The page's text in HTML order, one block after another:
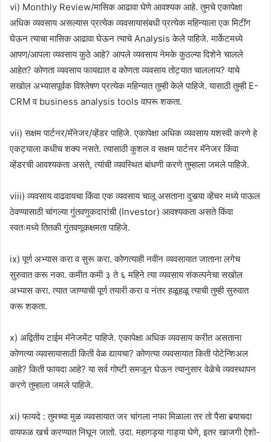
vi) Monthly Review/मासिक आढावा घेणे आवश्यक आहे. तुमचे एकापेक्षा
अधिक व्यवसाय असल्यास प्रत्येक व्यवसायासंबधी प्रत्येक महिन्याला एक मिटींग
घेऊन त्याचा मासिक आढावा घेऊन त्याचे Analysis केले पाहिजे. मार्केटमध्ये
आपण/आपला व्यवसाय कुठे आहे? आपले व्यवसाय नेमके कुठल्या दिशेने चालले
आहेत? कोणता व्यवसाय फायद्यात व कोणता व्यवसाय तोट्यात चाललाय? याचे
सखोल अभ्यासपूर्वक विश्लेषण प्रत्येक महिन्यात तुम्ही केले पाहिजे. यासाठी तुम्ही E-
CRM व business analysis tools वापरू शकता.
vii) सक्षम पार्टनर/मॅनेजर/व्हेंडर पाहिजे. एकापेक्षा अधिक व्यवसाय यशस्वी करणे हे
एकट्याला कधीच शक्य नसते. त्यासाठी कुशल व सक्षम पार्टनर मॅनेजर किंवा
व्हेंडरची आवश्यकता असते, त्यांची व्यवस्थित बांधणी करणे तुम्हाला जमले पाहिजे.
viii) व्यवसाय वाढवायचा किंवा एक व्यवसाय चालू असताना दुसर्‍या व्हेंचर मध्ये पाऊल
ठेवण्यासाठी चांगल्या गुंतवणुकदारांची (Investor) आवश्यकता असते किंवा
स्वतःमध्ये तितकी गुंतवणूकक्षमता पाहिजे.
ix) पूर्ण अभ्यास करा व सुरू करा. कोणत्याही नवीन व्यवसायात जाताना लगेच
सुरुवात करू नका. कमीत कमी ३ ते ६ महिने त्या व्यवसाय संकल्पनेचा सखोल
अभ्यास करा. त्यात जाण्याची पूर्ण तयारी करा व नंतर हळूहळू त्याची तुम्ही सुरुवात
करू शकता.
x) अद्वितीय टाईम मॅनेजमेंट पाहिजे. एकापेक्षा अधिक व्यवसाय करीत असताना
कोणत्या व्यवसायासाठी किती वेळ द्यायचा? कोणत्या व्यवसायात किती पोटेन्शिअल
आहे? किती फायदा आहे? या सर्व गोष्टी समजून घेऊन त्यानुसार वेळेचे व्यवस्थापन
करणे तुम्हाला जमले पाहिजे.
xi) फायदे : तुमच्या मुळ व्यवसायात जर चांगला नफा मिळाला तर तो पैसा बर्‍याचदा
वायफळ खर्च करण्यात निघून जातो. उदा. महागड्या गाड्या घेणे, इतर खाजगी ऐशो-